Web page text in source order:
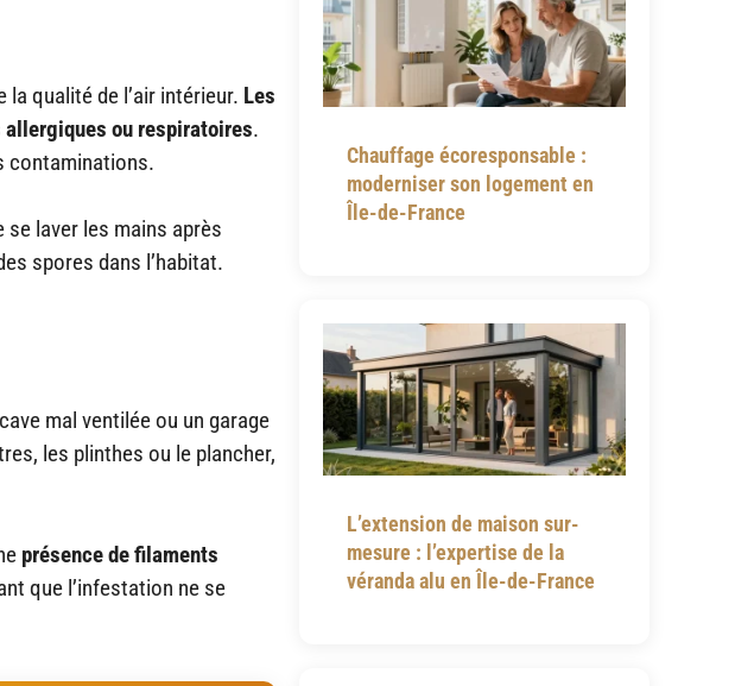
qualité de l’air intérieur. Les
allergiques ou respiratoires.
contaminations.
se laver les mains après
spores dans l’habitat.
mal ventilée ou un garage
les plinthes ou le plancher,
présence de filaments
que l’infestation ne se
Chauffage écoresponsable :
moderniser son logement en
Île-de-France
L’extension de maison sur-
mesure : l’expertise de la
véranda alu en Île-de-France